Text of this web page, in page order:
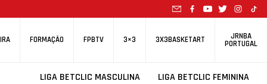
FORMAÇÃO FPBTV 3×3 3X3BASKETART JRNBA
PORTUGAL
LIGA BETCLIC MASCULINA LIGA BETCLIC FEMININA